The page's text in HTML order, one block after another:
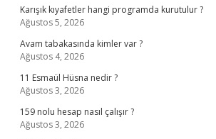
Karışık kıyafetler hangi programda kurutulur ?
Ağustos 5, 2026
Avam tabakasında kimler var ?
Ağustos 4, 2026
11 Esmaül Hüsna nedir ?
Ağustos 3, 2026
159 nolu hesap nasıl çalışır ?
Ağustos 3, 2026